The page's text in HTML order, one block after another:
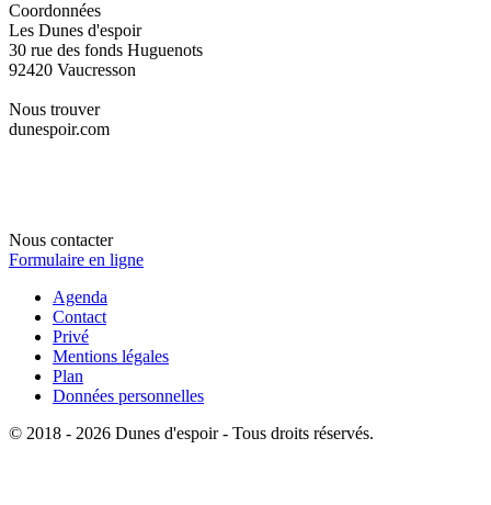
Coordonnées
Les Dunes d'espoir
30 rue des fonds Huguenots
92420 Vaucresson
Nous trouver
dunespoir.com
Nous contacter
Formulaire en ligne
Agenda
Contact
Privé
Mentions légales
Plan
Données personnelles
© 2018 - 2026 Dunes d'espoir - Tous droits réservés.